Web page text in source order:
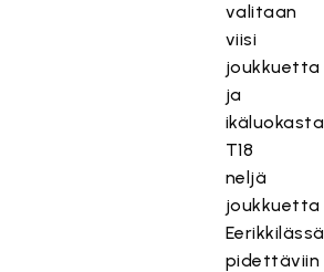
valitaan
viisi
joukkuetta
ja
ikäluokasta
T18
neljä
joukkuetta
Eerikkilässä
pidettäviin